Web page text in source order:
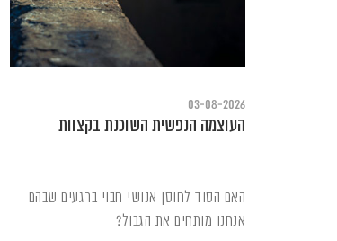
03-08-2026
העוצמה הנפשית השוכנת בקצוות
האם הסוד לחוסן אנושי חבוי ברגעים שבהם
אנחנו מותחים את הגבול?